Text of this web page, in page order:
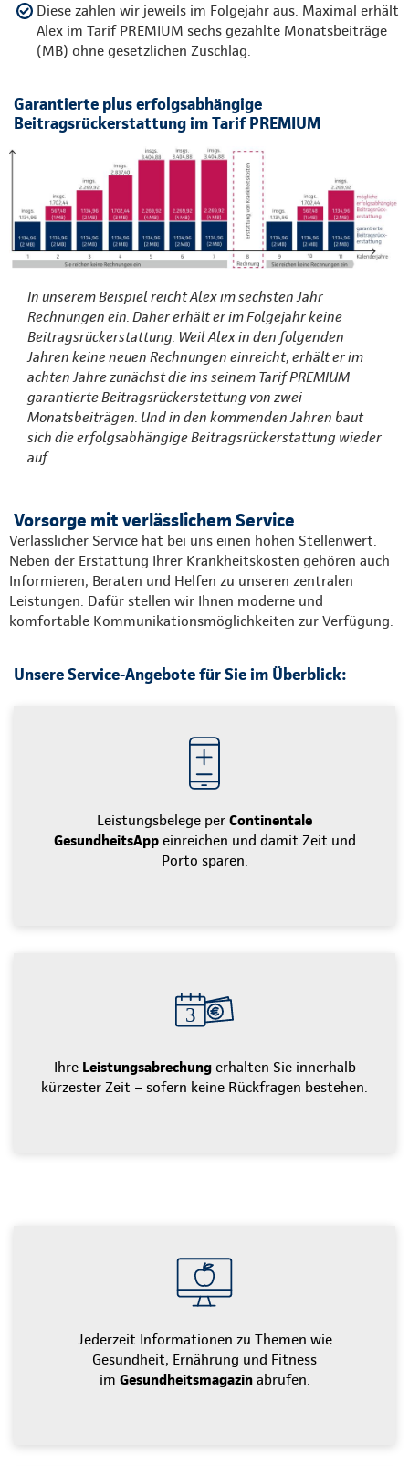
Diese zahlen wir jeweils im Folgejahr aus. Maximal erhält
Alex im Tarif PREMIUM sechs gezahlte Monatsbeiträge
(MB) ohne gesetzlichen Zuschlag.
Garantierte plus erfolgsabhängige
Beitragsrückerstattung im Tarif PREMIUM
In unserem Beispiel reicht Alex im sechsten Jahr
Rechnungen ein. Daher erhält er im Folgejahr keine
Beitragsrückerstattung. Weil Alex in den folgenden
Jahren keine neuen Rechnungen einreicht, erhält er im
achten Jahre zunächst die ins seinem Tarif PREMIUM
garantierte Beitragsrückerstettung von zwei
Monatsbeiträgen. Und in den kommenden Jahren baut
sich die erfolgsabhängige Beitragsrückerstattung wieder
auf.
Vorsorge mit verlässlichem Service
Verlässlicher Service hat bei uns einen hohen Stellenwert.
Neben der Erstattung Ihrer Krankheitskosten gehören auch
Informieren, Beraten und Helfen zu unseren zentralen
Leistungen. Dafür stellen wir Ihnen moderne und
komfortable Kommunikationsmöglichkeiten zur Verfügung.
Unsere Service-Angebote für Sie im Überblick:
Leistungsbelege per Continentale
GesundheitsAppeinreichen und damit Zeit und
Porto sparen.
Ihre Leistungsabrechungerhalten Sie innerhalb
kürzester Zeit – sofern keine Rückfragen bestehen.
Jederzeit Informationen zu Themen wie
Gesundheit, Ernährung und Fitness
im Gesundheitsmagazinabrufen.